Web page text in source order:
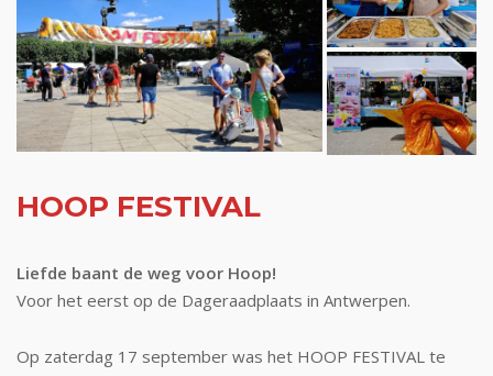
HOOP FESTIVAL
Liefde baant de weg voor Hoop!
Voor het eerst op de Dageraadplaats in Antwerpen.
Op zaterdag 17 september was het HOOP FESTIVAL te